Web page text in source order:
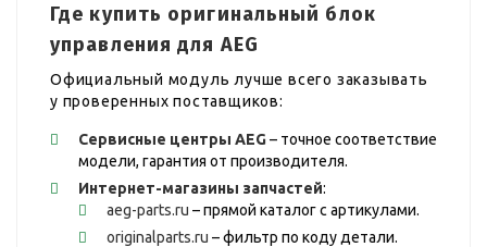
Где купить оригинальный блок
управления для AEG
Официальный модуль лучше всего заказывать
у проверенных поставщиков:
Сервисные центры AEG– точное соответствие
модели, гарантия от производителя.
Интернет-магазины запчастей:
aeg-parts.ru – прямой каталог с артикулами.
originalparts.ru – фильтр по коду детали.